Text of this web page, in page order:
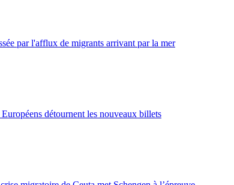
par l'afflux de migrants arrivant par la mer
détournent les nouveaux billets